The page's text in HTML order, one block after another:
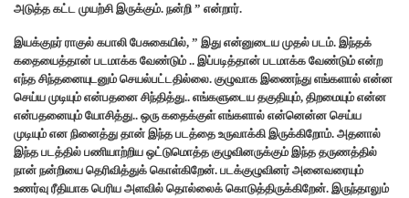
அடுத்த கட்ட முயற்சி இருக்கும். நன்றி ” என்றார்.
இயக்குநர் ராகுல் கபாலி பேசுகையில், ” இது என்னுடைய முதல் படம். இந்தக்
கதையைத்தான் படமாக்க வேண்டும் .. இப்படித்தான் படமாக்க வேண்டும் என்ற
எந்த சிந்தனையுடனும் செயல்பட்டதில்லை. குழுவாக இணைந்து எங்களால் என்ன
செய்ய முடியும் என்பதனை சிந்தித்து..‌ எங்களுடைய தகுதியும், திறமையும் என்ன
என்பதனையும் யோசித்து.. ஒரு கதைக்குள் எங்களால் என்னென்ன செய்ய
முடியும் என நினைத்து தான் இந்த படத்தை உருவாக்கி இருக்கிறோம். அதனால்
இந்த படத்தில் பணியாற்றிய ஒட்டுமொத்த குழுவினருக்கும் இந்த தருணத்தில்
நான் நன்றியை தெரிவித்துக் கொள்கிறேன். படக்குழுவினர் அனைவரையும்
உணர்வு ரீதியாக பெரிய அளவில் தொல்லைக் கொடுத்திருக்கிறேன். இருந்தாலும்